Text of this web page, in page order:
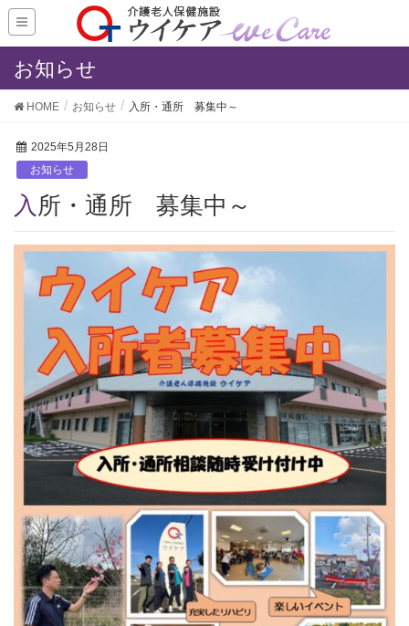
お知らせ
HOME お知らせ 入所・通所 募集中～
2025年5月28日
お知らせ
入所・通所 募集中～